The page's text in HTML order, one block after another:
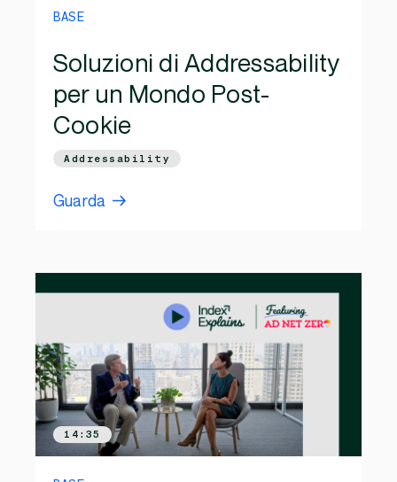
BASE
Soluzioni di Addressability
per un Mondo Post-
Cookie
Addressability
Guarda
14:35